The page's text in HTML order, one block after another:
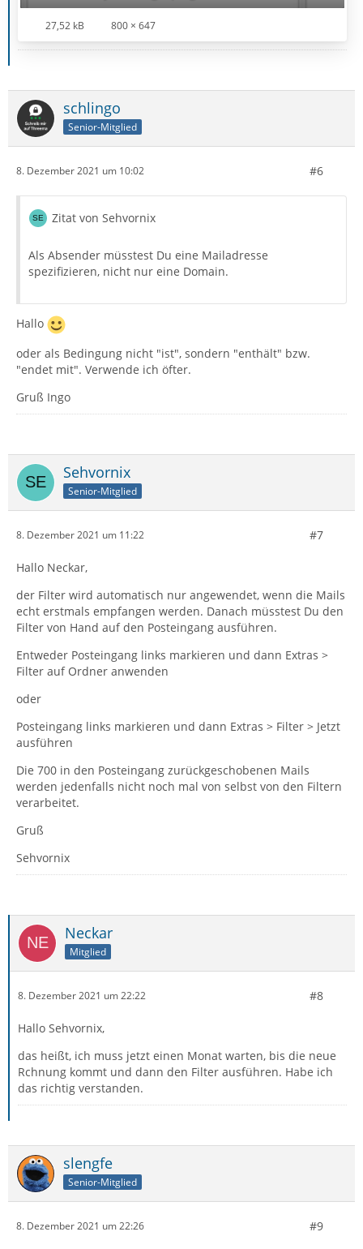
27,52 kB 800 × 647
schlingo
Senior-Mitglied
8. Dezember 2021 um 10:02 #6
Zitat von Sehvornix
Als Absender müsstest Du eine Mailadresse
spezifizieren, nicht nur eine Domain.
Hallo
oder als Bedingung nicht "ist", sondern "enthält" bzw.
"endet mit". Verwende ich öfter.
Gruß Ingo
Sehvornix
Senior-Mitglied
8. Dezember 2021 um 11:22 #7
Hallo Neckar,
der Filter wird automatisch nur angewendet, wenn die Mails
echt erstmals empfangen werden. Danach müsstest Du den
Filter von Hand auf den Posteingang ausführen.
Entweder Posteingang links markieren und dann Extras >
Filter auf Ordner anwenden
oder
Posteingang links markieren und dann Extras > Filter > Jetzt
ausführen
Die 700 in den Posteingang zurückgeschobenen Mails
werden jedenfalls nicht noch mal von selbst von den Filtern
verarbeitet.
Gruß
Sehvornix
Neckar
Mitglied
8. Dezember 2021 um 22:22 #8
Hallo Sehvornix,
das heißt, ich muss jetzt einen Monat warten, bis die neue
Rchnung kommt und dann den Filter ausführen. Habe ich
das richtig verstanden.
slengfe
Senior-Mitglied
8. Dezember 2021 um 22:26 #9